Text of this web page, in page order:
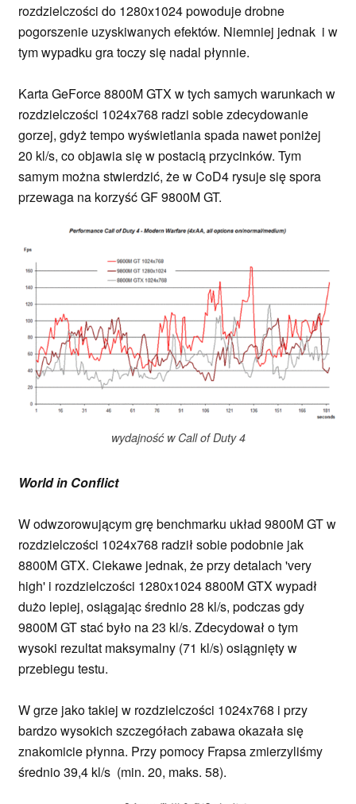
rozdzielczości do 1280x1024 powoduje drobne
pogorszenie uzyskiwanych efektów. Niemniej jednak i w
tym wypadku gra toczy się nadal płynnie.
Karta GeForce 8800M GTX w tych samych warunkach w
rozdzielczości 1024x768 radzi sobie zdecydowanie
gorzej, gdyż tempo wyświetlania spada nawet poniżej
20 kl/s, co objawia się w postacią przycinków. Tym
samym można stwierdzić, że w CoD4 rysuje się spora
przewaga na korzyść GF 9800M GT.
wydajność w Call of Duty 4
World in Conflict
W odwzorowującym grę benchmarku układ 9800M GT w
rozdzielczości 1024x768 radził sobie podobnie jak
8800M GTX. Ciekawe jednak, że przy detalach 'very
high' i rozdzielczości 1280x1024 8800M GTX wypadł
dużo lepiej, osiągając średnio 28 kl/s, podczas gdy
9800M GT stać było na 23 kl/s. Zdecydował o tym
wysoki rezultat maksymalny (71 kl/s) osiągnięty w
przebiegu testu.
W grze jako takiej w rozdzielczości 1024x768 i przy
bardzo wysokich szczegółach zabawa okazała się
znakomicie płynna. Przy pomocy Frapsa zmierzyliśmy
średnio 39,4 kl/s (min. 20, maks. 58).